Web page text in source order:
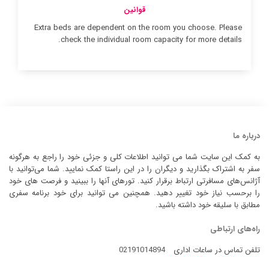
قوانین
Extra beds are dependent on the room you choose. Please
check the individual room capacity for more details.
درباره ما
به کمک این سایت شما می توانید اطلاعات کلی و جزئی خود را راجع به هرگونه
سفر به اشتراک بگذارید و دیگران را در این راستا کمک نمایید. شما می‌توانید با
آژانس‌های مسافرتی ارتباط برقرار کنید. تورهای آنها را ببینید و فرصت های خود
را برحسب نیاز خود تغییر دهید. همچنین می توانید برای خود برنامه سفری
مطابق با سلیقه خود داشته باشید.
راه‌های ارتباطی
تلفن تماس در ساعات اداری
02191014894